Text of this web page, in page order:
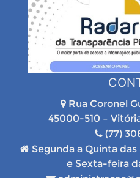
Rua Coronel
45000-510 –
(77)
Segunda a Quinta das
e Sexta-feira